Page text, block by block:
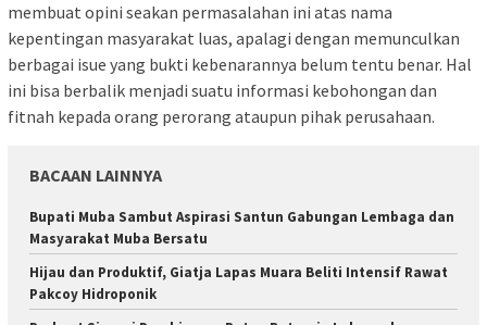
membuat opini seakan permasalahan ini atas nama
kepentingan masyarakat luas, apalagi dengan memunculkan
berbagai isue yang bukti kebenarannya belum tentu benar. Hal
ini bisa berbalik menjadi suatu informasi kebohongan dan
fitnah kepada orang perorang ataupun pihak perusahaan.
BACAAN LAINNYA
Bupati Muba Sambut Aspirasi Santun Gabungan Lembaga dan
Masyarakat Muba Bersatu
Hijau dan Produktif, Giatja Lapas Muara Beliti Intensif Rawat
Pakcoy Hidroponik